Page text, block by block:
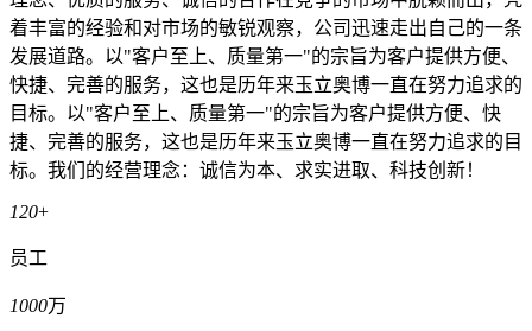
着丰富的经验和对市场的敏锐观察，公司迅速走出自己的一条
发展道路。以"客户至上、质量第一"的宗旨为客户提供方便、
快捷、完善的服务，这也是历年来玉立奥博一直在努力追求的
目标。以"客户至上、质量第一"的宗旨为客户提供方便、快
捷、完善的服务，这也是历年来玉立奥博一直在努力追求的目
标。我们的经营理念：诚信为本、求实进取、科技创新！
120+
员工
1000万